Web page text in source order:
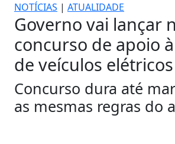
NOTÍCIAS | ATUALIDADE
Governo vai lançar
concurso de apoio
de veículos elétricos
Concurso dura até
as mesmas regras do